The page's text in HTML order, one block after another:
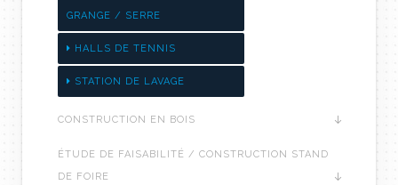
GRANGE / SERRE
HALLS DE TENNIS
STATION DE LAVAGE
CONSTRUCTION EN BOIS
ÉTUDE DE FAISABILITÉ / CONSTRUCTION STAND
DE FOIRE